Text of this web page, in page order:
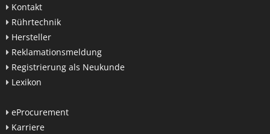
Kontakt
Rührtechnik
Hersteller
Reklamationsmeldung
Registrierung als Neukunde
Lexikon
eProcurement
Karriere